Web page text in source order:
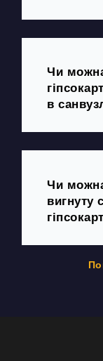
Чи
в
Чи
вигнуту